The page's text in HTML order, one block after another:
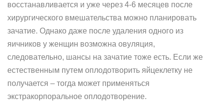
восстанавливается и уже через 4-6 месяцев после
хирургического вмешательства можно планировать
зачатие. Однако даже после удаления одного из
яичников у женщин возможна овуляция,
следовательно, шансы на зачатие тоже есть. Если же
естественным путем оплодотворить яйцеклетку не
получается – тогда может применяться
экстракорпоральное оплодотворение.